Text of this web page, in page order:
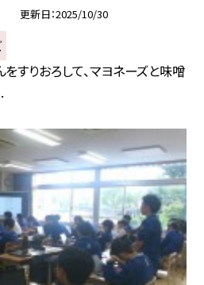
更新日 2025/10/30
すりおろして、マヨネーズと味噌